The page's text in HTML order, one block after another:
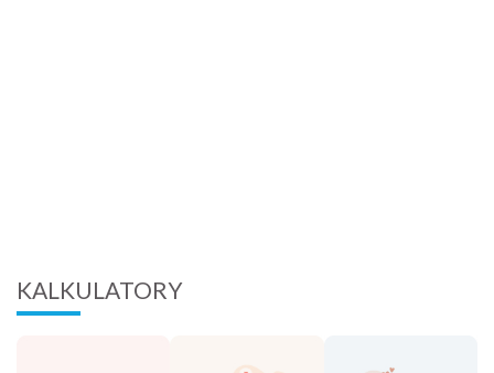
KALKULATORY